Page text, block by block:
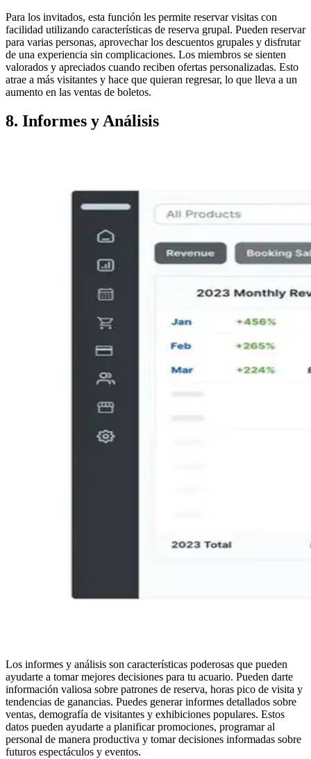
Para los invitados, esta función les permite reservar visitas con
facilidad utilizando características de reserva grupal. Pueden reservar
para varias personas, aprovechar los descuentos grupales y disfrutar
de una experiencia sin complicaciones. Los miembros se sienten
valorados y apreciados cuando reciben ofertas personalizadas. Esto
atrae a más visitantes y hace que quieran regresar, lo que lleva a un
aumento en las ventas de boletos.
8. Informes y Análisis
Los informes y análisis son características poderosas que pueden
ayudarte a tomar mejores decisiones para tu acuario. Pueden darte
información valiosa sobre patrones de reserva, horas pico de visita y
tendencias de ganancias. Puedes generar informes detallados sobre
ventas, demografía de visitantes y exhibiciones populares. Estos
datos pueden ayudarte a planificar promociones, programar al
personal de manera productiva y tomar decisiones informadas sobre
futuros espectáculos y eventos.